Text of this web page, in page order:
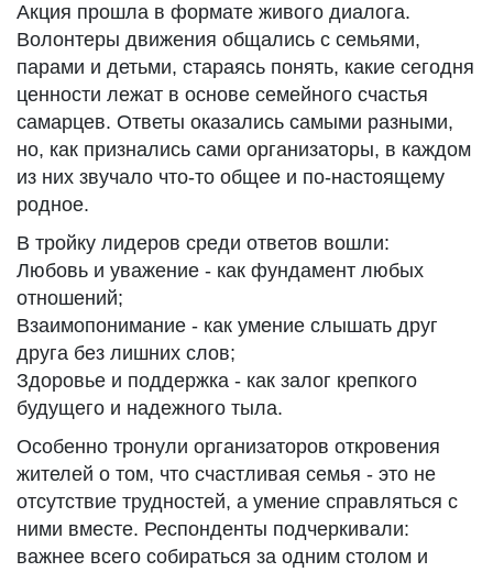
Акция прошла в формате живого диалога.
Волонтеры движения общались с семьями,
парами и детьми, стараясь понять, какие сегодня
ценности лежат в основе семейного счастья
самарцев. Ответы оказались самыми разными,
но, как признались сами организаторы, в каждом
из них звучало что-то общее и по-настоящему
родное.
В тройку лидеров среди ответов вошли:
Любовь и уважение - как фундамент любых
отношений;
Взаимопонимание - как умение слышать друг
друга без лишних слов;
Здоровье и поддержка - как залог крепкого
будущего и надежного тыла.
Особенно тронули организаторов откровения
жителей о том, что счастливая семья - это не
отсутствие трудностей, а умение справляться с
ними вместе. Респонденты подчеркивали:
важнее всего собираться за одним столом и